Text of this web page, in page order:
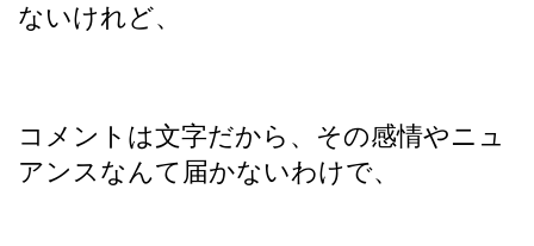
ないけれど、
コメントは文字だから、その感情やニュ
アンスなんて届かないわけで、